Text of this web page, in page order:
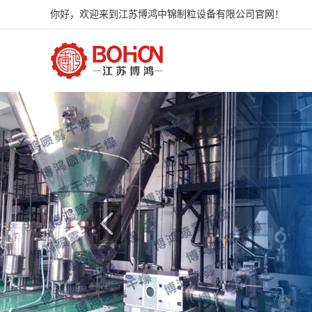
你好，欢迎来到江苏博鸿中锦制粒设备有限公司官网！